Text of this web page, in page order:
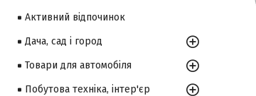
Активний відпочинок
Дача, сад і город
Товари для автомобіля
Побутова техніка, інтер'єр